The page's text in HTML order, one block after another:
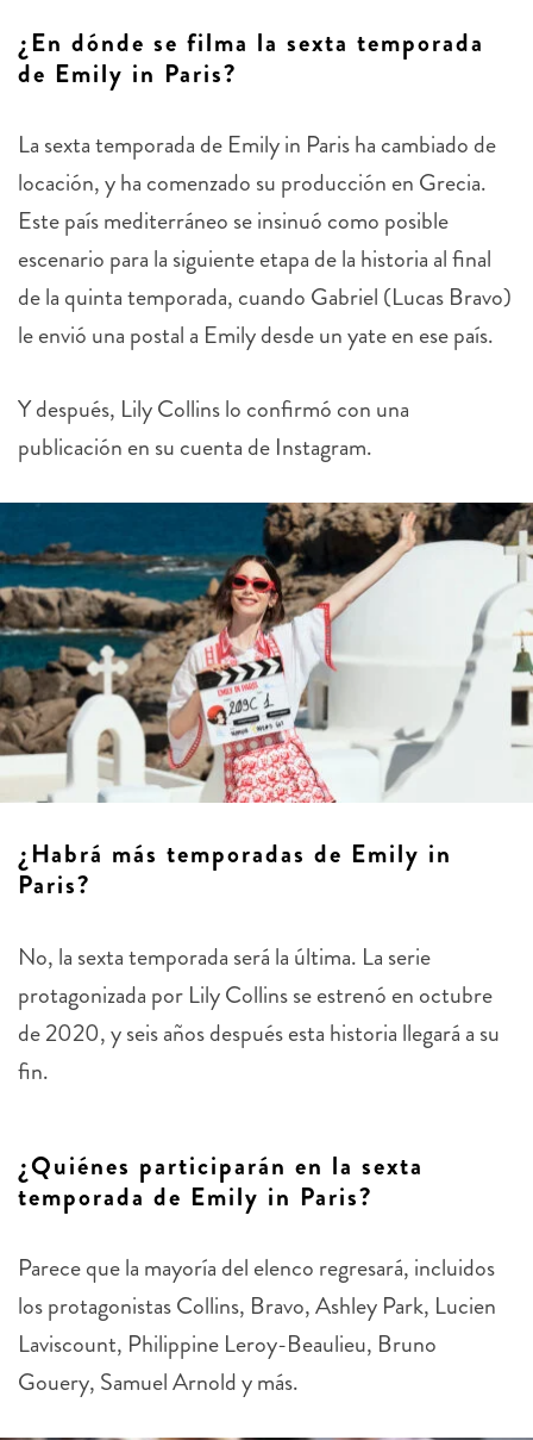
¿En dónde se filma la sexta temporada
de Emily in Paris?
La sexta temporada de Emily in Paris ha cambiado de
locación, y ha comenzado su producción en Grecia.
Este país mediterráneo se insinuó como posible
escenario para la siguiente etapa de la historia al final
de la quinta temporada, cuando Gabriel (Lucas Bravo)
le envió una postal a Emily desde un yate en ese país.
Y después, Lily Collins lo confirmó con una
publicación en su cuenta de Instagram.
¿Habrá más temporadas de Emily in
Paris?
No, la sexta temporada será la última. La serie
protagonizada por Lily Collins se estrenó en octubre
de 2020, y seis años después esta historia llegará a su
fin.
¿Quiénes participarán en la sexta
temporada de Emily in Paris?
Parece que la mayoría del elenco regresará, incluidos
los protagonistas Collins, Bravo, Ashley Park, Lucien
Laviscount, Philippine Leroy-Beaulieu, Bruno
Gouery, Samuel Arnold y más.